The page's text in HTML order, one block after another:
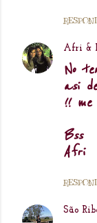
Afri &
No
asi
!!
Bss
Afri
São